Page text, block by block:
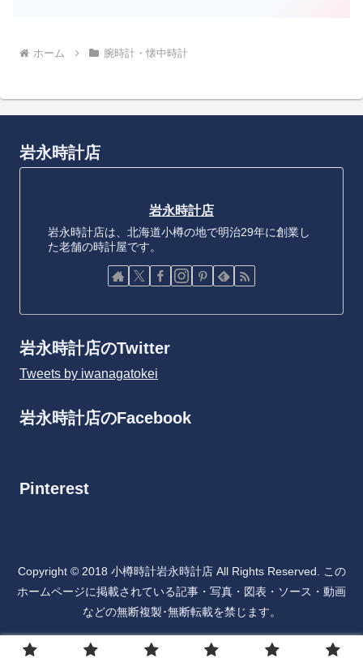
ホーム
腕時計・懐中時計
岩永時計店
岩永時計店
岩永時計店は、北海道小樽の地で明治29年に創業し
た老舗の時計屋です。
岩永時計店のTwitter
Tweets by iwanagatokei
岩永時計店のFacebook
Pinterest
Copyright © 2018 小樽時計岩永時計店 All Rights Reserved. この
ホームページに掲載されている記事・写真・図表・ソース・動画
などの無断複製･無断転載を禁じます。